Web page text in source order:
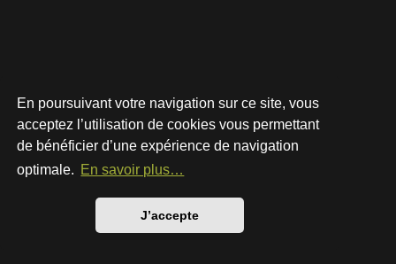
En poursuivant votre navigation sur ce site, vous
acceptez l’utilisation de cookies vous permettant
de bénéficier d’une expérience de navigation
optimale. En savoir plus…
J’accepte
Développé parphpBB® Forum Software © phpBB Limited
Style par
Traduction française officielle